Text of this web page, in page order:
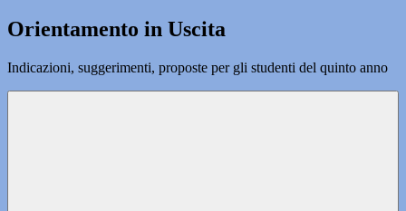
Orientamento in Uscita
Indicazioni, suggerimenti, proposte per gli studenti del quinto anno